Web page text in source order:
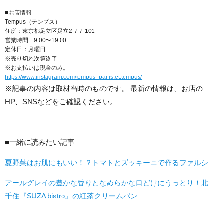
■お店情報
Tempus（テンプス）
住所：東京都足立区足立2-7-7-101
営業時間：9:00〜19:00
定休日：月曜日
※売り切れ次第終了
※お支払いは現金のみ。
https://www.instagram.com/tempus_panis.et.tempus/
※記事の内容は取材当時のものです。 最新の情報は、お店の
HP、SNSなどをご確認ください。
■一緒に読みたい記事
夏野菜はお肌にもいい！？トマトとズッキーニで作るファルシ
アールグレイの豊かな香りとなめらかな口どけにうっとり！北
千住『SUZA bistro』の紅茶クリームパン